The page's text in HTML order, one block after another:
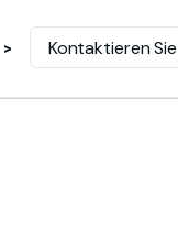
Kontaktieren